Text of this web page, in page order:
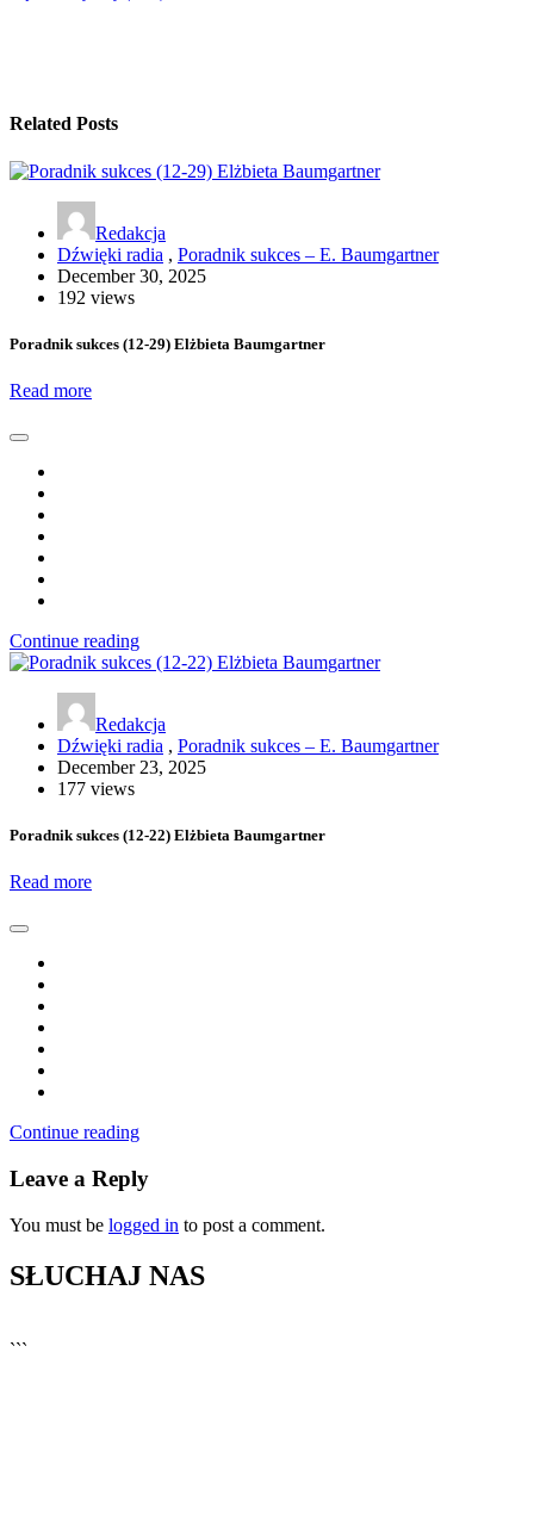
Related Posts
Redakcja
Dźwięki radia , Poradnik sukces – E. Baumgartner
December 30, 2025
192 views
Poradnik sukces (12-29) Elżbieta Baumgartner
Read more
Continue reading
Redakcja
Dźwięki radia , Poradnik sukces – E. Baumgartner
December 23, 2025
177 views
Poradnik sukces (12-22) Elżbieta Baumgartner
Read more
Continue reading
Leave a Reply
You must be logged in to post a comment.
SŁUCHAJ NAS
```